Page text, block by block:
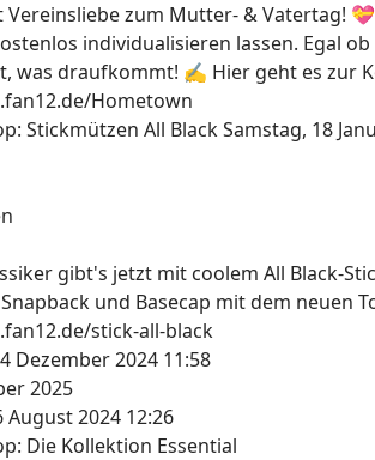
Vereinsliebe zum Mutter- & Vatertag!
individualisieren lassen. Egal
was draufkommt! ✍ Hier geht es zur
Hometown
Stickmützen All BlackSamstag, 18
gibt's jetzt mit coolem All Black-
und Basecap mit dem neuen
stick-all-black
Dezember 2024 11:58
2025
August 2024 12:26
Die Kollektion Essential